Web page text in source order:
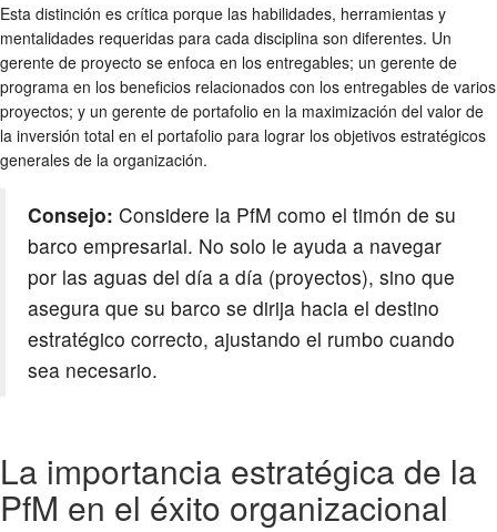
Esta distinción es crítica porque las habilidades, herramientas y
mentalidades requeridas para cada disciplina son diferentes. Un
gerente de proyecto se enfoca en los entregables; un gerente de
programa en los beneficios relacionados con los entregables de varios
proyectos; y un gerente de portafolio en la maximización del valor de
la inversión total en el portafolio para lograr los objetivos estratégicos
generales de la organización.
Consejo: Considere la PfM como el timón de su
barco empresarial. No solo le ayuda a navegar
por las aguas del día a día (proyectos), sino que
asegura que su barco se dirija hacia el destino
estratégico correcto, ajustando el rumbo cuando
sea necesario.
La importancia estratégica de la
PfM en el éxito organizacional